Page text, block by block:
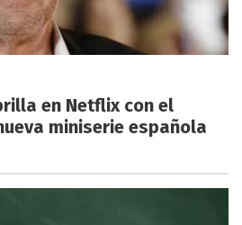
en Netflix con el
miniserie española